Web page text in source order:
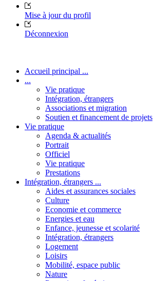
Mise à jour du profil
Déconnexion
Accueil principal ...
...
Vie pratique
Intégration, étrangers
Associations et migration
Soutien et financement de projets
Vie pratique
Agenda & actualités
Portrait
Officiel
Vie pratique
Prestations
Intégration, étrangers ...
Aides et assurances sociales
Culture
Economie et commerce
Energies et eau
Enfance, jeunesse et scolarité
Intégration, étrangers
Logement
Loisirs
Mobilité, espace public
Nature